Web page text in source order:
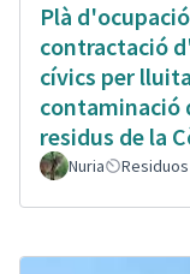
Plà
contractació
cívics per
contaminació
residus de la
Nuria